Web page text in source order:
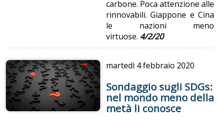
carbone. Poca attenzione alle
rinnovabili. Giappone e Cina
le nazioni meno
virtuose. 4/2/20
martedì 4 febbraio 2020
Sondaggio sugli SDGs:
nel mondo meno della
metà li conosce